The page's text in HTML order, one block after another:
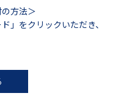
方法＞
」をクリックいただき、